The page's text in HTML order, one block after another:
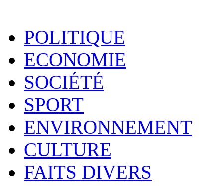
POLITIQUE
ECONOMIE
SOCIÉTÉ
SPORT
ENVIRONNEMENT
CULTURE
FAITS DIVERS